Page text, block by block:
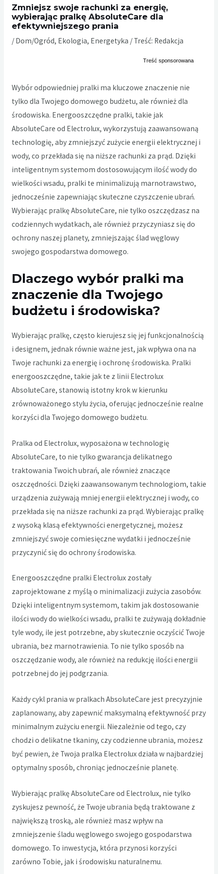
Zmniejsz swoje rachunki za energię,
wybierając pralkę AbsoluteCare dla
efektywniejszego prania
/ Dom/Ogród, Ekologia, Energetyka / Treść: Redakcja
Wybór odpowiedniej pralki ma kluczowe znaczenie nie
tylko dla Twojego domowego budżetu, ale również dla
środowiska. Energooszczędne pralki, takie jak
AbsoluteCare od Electrolux, wykorzystują zaawansowaną
technologię, aby zmniejszyć zużycie energii elektrycznej i
wody, co przekłada się na niższe rachunki za prąd. Dzięki
inteligentnym systemom dostosowującym ilość wody do
wielkości wsadu, pralki te minimalizują marnotrawstwo,
jednocześnie zapewniając skuteczne czyszczenie ubrań.
Wybierając pralkę AbsoluteCare, nie tylko oszczędzasz na
codziennych wydatkach, ale również przyczyniasz się do
ochrony naszej planety, zmniejszając ślad węglowy
swojego gospodarstwa domowego.
Dlaczego wybór pralki ma
znaczenie dla Twojego
budżetu i środowiska?
Wybierając pralkę, często kierujesz się jej funkcjonalnością
i designem, jednak równie ważne jest, jak wpływa ona na
Twoje rachunki za energię i ochronę środowiska. Pralki
energooszczędne, takie jak te z linii Electrolux
AbsoluteCare, stanowią istotny krok w kierunku
zrównoważonego stylu życia, oferując jednocześnie realne
korzyści dla Twojego domowego budżetu.
Pralka od Electrolux, wyposażona w technologię
AbsoluteCare, to nie tylko gwarancja delikatnego
traktowania Twoich ubrań, ale również znaczące
oszczędności. Dzięki zaawansowanym technologiom, takie
urządzenia zużywają mniej energii elektrycznej i wody, co
przekłada się na niższe rachunki za prąd. Wybierając pralkę
z wysoką klasą efektywności energetycznej, możesz
zmniejszyć swoje comiesięczne wydatki i jednocześnie
przyczynić się do ochrony środowiska.
Energooszczędne pralki Electrolux zostały
zaprojektowane z myślą o minimalizacji zużycia zasobów.
Dzięki inteligentnym systemom, takim jak dostosowanie
ilości wody do wielkości wsadu, pralki te zużywają dokładnie
tyle wody, ile jest potrzebne, aby skutecznie oczyścić Twoje
ubrania, bez marnotrawienia. To nie tylko sposób na
oszczędzanie wody, ale również na redukcję ilości energii
potrzebnej do jej podgrzania.
Każdy cykl prania w pralkach AbsoluteCare jest precyzyjnie
zaplanowany, aby zapewnić maksymalną efektywność przy
minimalnym zużyciu energii. Niezależnie od tego, czy
chodzi o delikatne tkaniny, czy codzienne ubrania, możesz
być pewien, że Twoja pralka Electrolux działa w najbardziej
optymalny sposób, chroniąc jednocześnie planetę.
Wybierając pralkę AbsoluteCare od Electrolux, nie tylko
zyskujesz pewność, że Twoje ubrania będą traktowane z
największą troską, ale również masz wpływ na
zmniejszenie śladu węglowego swojego gospodarstwa
domowego. To inwestycja, która przynosi korzyści
zarówno Tobie, jak i środowisku naturalnemu.